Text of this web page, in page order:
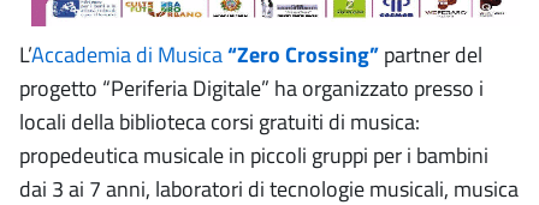
L’Accademia di Musica“Zero Crossing”partner del
progetto “Periferia Digitale” ha organizzato presso i
locali della biblioteca corsi gratuiti di musica:
propedeutica musicale in piccoli gruppi per i bambini
dai 3 ai 7 anni, laboratori di tecnologie musicali, musica